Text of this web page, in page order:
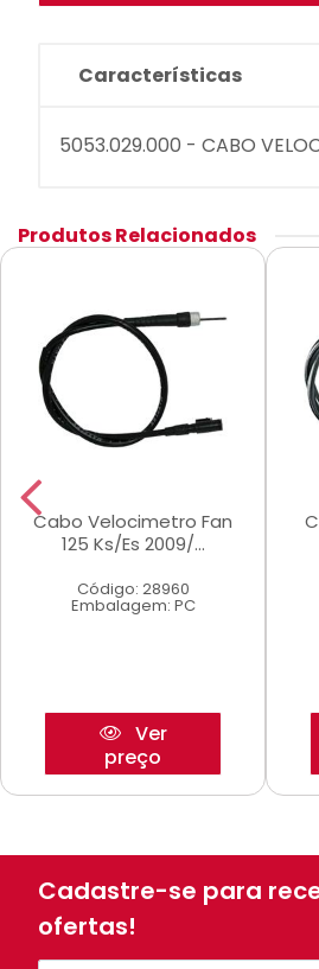
Características
5053.029.000 - CABO
Produtos Relacionados
Cabo Velocimetro Fan
125 Ks/Es 2009/...
Código: 28960
Embalagem: PC
Ver
preço
Cadastre-se para
ofertas!